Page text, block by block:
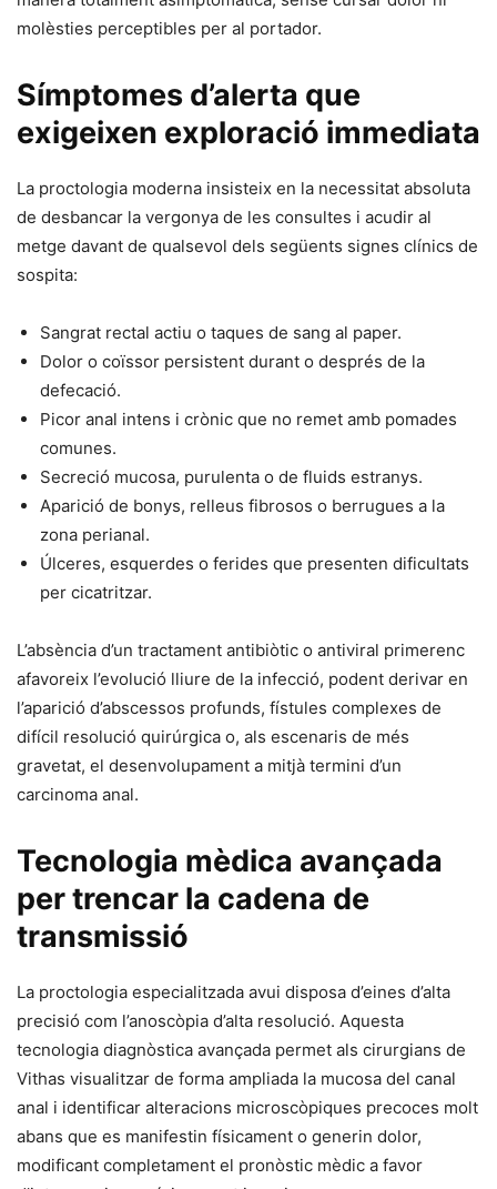
molèsties perceptibles per al portador.
Símptomes d’alerta que
exigeixen exploració immediata
La proctologia moderna insisteix en la necessitat absoluta
de desbancar la vergonya de les consultes i acudir al
metge davant de qualsevol dels següents signes clínics de
sospita:
Sangrat rectal actiu o taques de sang al paper.
Dolor o coïssor persistent durant o després de la
defecació.
Picor anal intens i crònic que no remet amb pomades
comunes.
Secreció mucosa, purulenta o de fluids estranys.
Aparició de bonys, relleus fibrosos o berrugues a la
zona perianal.
Úlceres, esquerdes o ferides que presenten dificultats
per cicatritzar.
L’absència d’un tractament antibiòtic o antiviral primerenc
afavoreix l’evolució lliure de la infecció, podent derivar en
l’aparició d’abscessos profunds, fístules complexes de
difícil resolució quirúrgica o, als escenaris de més
gravetat, el desenvolupament a mitjà termini d’un
carcinoma anal.
Tecnologia mèdica avançada
per trencar la cadena de
transmissió
La proctologia especialitzada avui disposa d’eines d’alta
precisió com l’anoscòpia d’alta resolució. Aquesta
tecnologia diagnòstica avançada permet als cirurgians de
Vithas visualitzar de forma ampliada la mucosa del canal
anal i identificar alteracions microscòpiques precoces molt
abans que es manifestin físicament o generin dolor,
modificant completament el pronòstic mèdic a favor